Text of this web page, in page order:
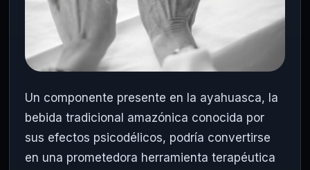
Un componente presente en la ayahuasca, la
bebida tradicional amazónica conocida por
sus efectos psicodélicos, podría convertirse
en una prometedora herramienta terapéutica